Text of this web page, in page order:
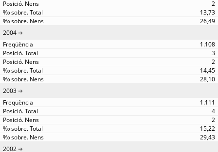
2
13,73
26,49
2004
1.108
3
2
14,45
28,10
2003
1.111
4
2
15,22
29,43
2002